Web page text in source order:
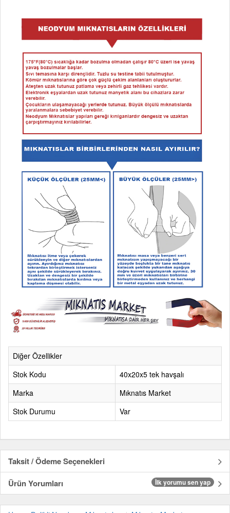
Diğer Özellikler
Stok Kodu
40x20x5 tek havşalı
Marka
Mıknatıs Market
Stok Durumu
Var
Taksit / Ödeme Seçenekleri
Ürün Yorumları
İlk yorumu sen yap